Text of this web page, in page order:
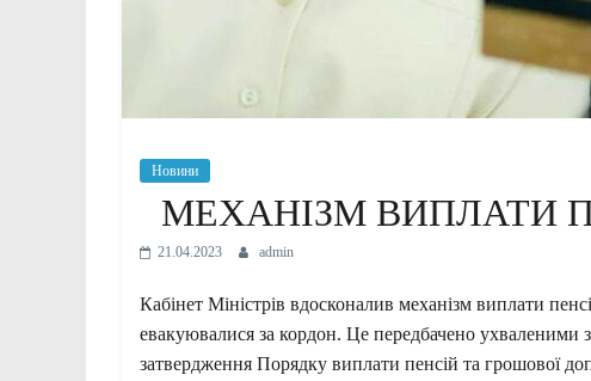
Новини
МЕХАНІЗМ ВИПЛАТИ
21.04.2023 admin
Кабінет Міністрів вдосконалив механізм виплати
евакуювалися за кордон. Це передбачено
затвердження Порядку виплати пенсій та грошової